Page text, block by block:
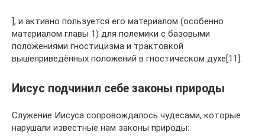
], и активно пользуется его материалом (особенно
материалом главы 1) для полемики с базовыми
положениями гностицизма и трактовкой
вышеприведённых положений в гностическом духе[11].
Иисус подчинил себе законы природы
Служение Иисуса сопровождалось чудесами, которые
нарушали известные нам законы природы: